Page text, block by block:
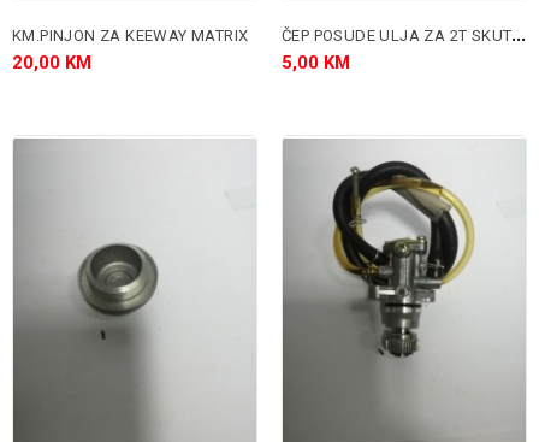
KM.PINJON ZA KEEWAY MATRIX
20,00 KM
Č
EP POSUDE ULJA ZA 2T SKUTERE
5,00 KM